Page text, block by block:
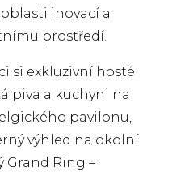
inovací a
prostředí.
si exkluzivní hosté
piva a kuchyni na
pavilonu,
výhled na okolní
Grand Ring –